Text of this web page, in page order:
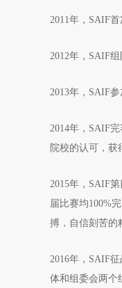
2011年，SAIF
2012年，SAIF
2013年，SAIF
2014年，SAIF
院校的认可，获
2015年，SAIF
届比赛均100%
搏，自信刻苦的
2016年，SAIF
体和组委会两个